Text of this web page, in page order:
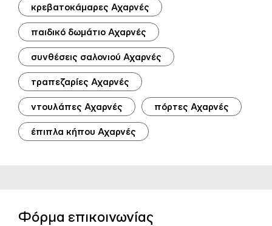
κρεβατοκάμαρες Αχαρνές
παιδικό δωμάτιο Αχαρνές
συνθέσεις σαλονιού Αχαρνές
τραπεζαρίες Αχαρνές
ντουλάπες Αχαρνές πόρτες Αχαρνές
έπιπλα κήπου Αχαρνές
Φόρμα επικοινωνίας